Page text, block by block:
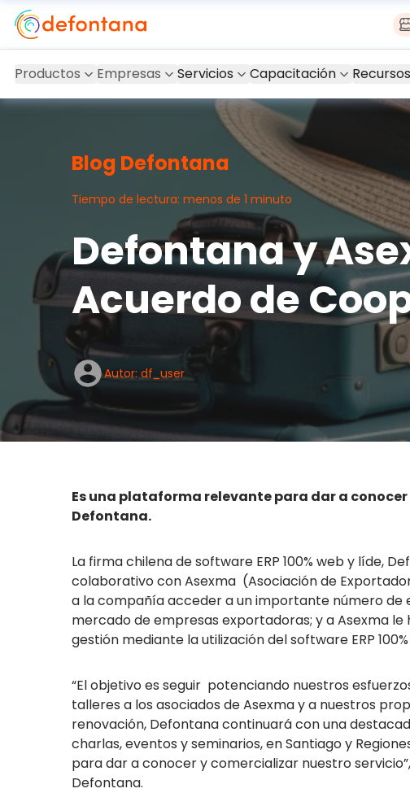
Productos Empresas Servicios Capacitación Recursos
Blog Defontana
Tiempo de lectura: menos de 1 minuto
Defontana y
Acuerdo de
Autor: df_user
Es una plataforma relevante para dar a conocer
Defontana.
La firma chilena de software ERP 100% web y líde,
colaborativo con Asexma (Asociación de
a la compañía acceder a un importante número de
mercado de empresas exportadoras; y a Asexma
gestión mediante la utilización del software ERP
“El objetivo es seguir potenciando nuestros
talleres a los asociados de Asexma y a nuestros
renovación, Defontana continuará con una
charlas, eventos y seminarios, en Santiago y
para dar a conocer y comercializar nuestro
Defontana.